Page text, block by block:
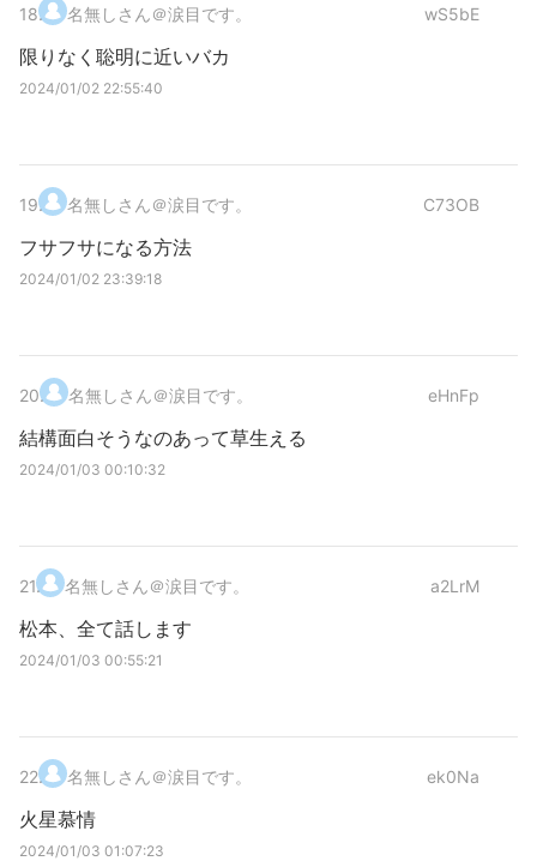
18. 名無しさん＠涙目です。 wS5bE
限りなく聡明に近いバカ
2024/01/02 22:55:40
19. 名無しさん＠涙目です。 C73OB
フサフサになる方法
2024/01/02 23:39:18
20. 名無しさん＠涙目です。 eHnFp
結構面白そうなのあって草生える
2024/01/03 00:10:32
21. 名無しさん＠涙目です。 a2LrM
松本、全て話します
2024/01/03 00:55:21
22. 名無しさん＠涙目です。 ek0Na
火星慕情
2024/01/03 01:07:23